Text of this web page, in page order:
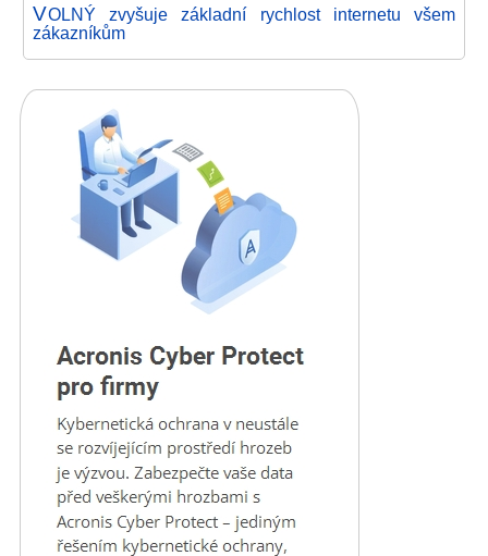
VOLNÝ zvyšuje základní rychlost internetu všem
zákazníkům